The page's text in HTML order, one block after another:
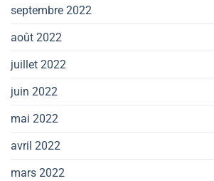
septembre 2022
août 2022
juillet 2022
juin 2022
mai 2022
avril 2022
mars 2022